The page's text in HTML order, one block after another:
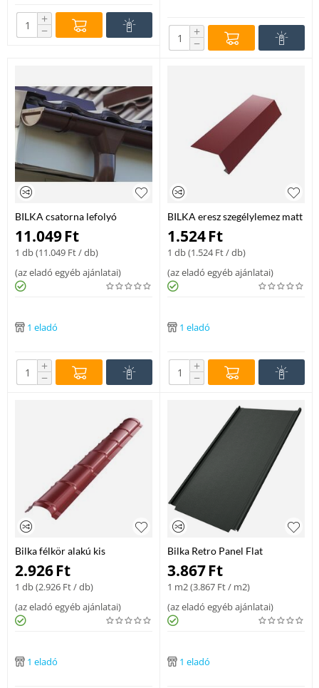
+
− +
−
BILKA csatorna lefolyó
összefolyó 100 RAL8004
11.049Ft
1 db (11.049 Ft/ db)
(az eladó egyéb ajánlatai)
1 eladó
+
−
BILKA eresz szegélylemez matt
rézbarna 0,5mm
1.524Ft
1 db (1.524Ft/ db)
(az eladó egyéb ajánlatai)
1 eladó
+
−
Bilka félkör alakú kis
gerincelem – RAL 3011
2.926Ft
1 db (2.926 Ft/ db)
(az eladó egyéb ajánlatai)
1 eladó
Bilka Retro Panel Flat
tetőlemez – RAL 9005 matt,
0,50 mm
3.867Ft
1 m2 (3.867 Ft/ m2)
(az eladó egyéb ajánlatai)
1 eladó